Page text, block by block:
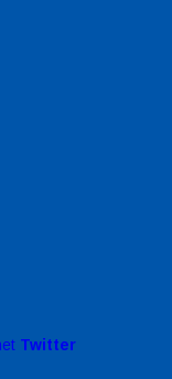
Twitter